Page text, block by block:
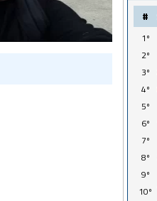
#
1º
2º
3º
4º
5º
6º
7º
8º
9º
10º